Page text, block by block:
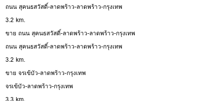
ถนน สุคนธสวัสดิ์-ลาดพร้าว-ลาดพร้าว-กรุงเทพ
3.2 km.
ขาย ถนน สุคนธสวัสดิ์-ลาดพร้าว-ลาดพร้าว-กรุงเทพ
ถนน สุคนธสวัสดิ์-ลาดพร้าว-ลาดพร้าว-กรุงเทพ
3.2 km.
ขาย จรเข้บัว-ลาดพร้าว-กรุงเทพ
จรเข้บัว-ลาดพร้าว-กรุงเทพ